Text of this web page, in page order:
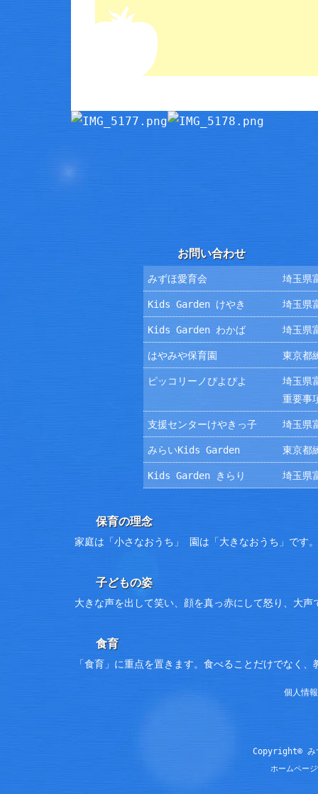
お問い合わせ
みずほ愛育会 埼玉県
Kids Garden けやき 埼玉県
Kids Garden わかば 埼玉県
はやみや保育園 東京都
ピッコリーノぴよぴよ
埼玉県
重要事
支援センターけやきっ子 埼玉県
みらいKids Garden 東京都
Kids Garden きらり 埼玉県
保育の理念
家庭は「小さなおうち」 園は「大きなおうち」です
子どもの姿
大きな声を出して笑い、顔を真っ赤にして怒り、大
食育
「食育」に重点を置きます。食べることだけでなく
個人情
Copyright© み
ホームペー